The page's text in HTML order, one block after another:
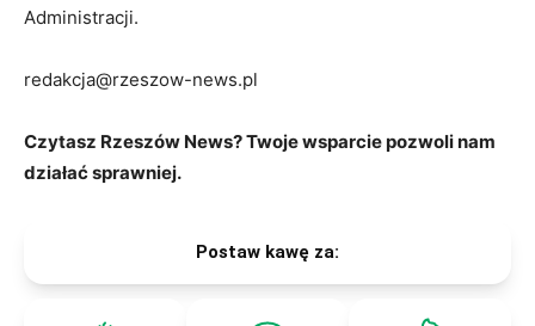
Administracji.
redakcja@rzeszow-news.pl
Czytasz Rzeszów News? Twoje wsparcie pozwoli nam
działać sprawniej.
Postaw kawę za: